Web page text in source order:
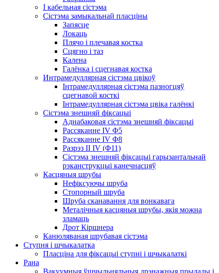
І кабельная сістэма
Сістэма замыкальнай пласціны
Запясце
Локаць
Плячо і плечавая костка
Сцягно і таз
Калена
Галёнка і сцегнавая костка
Интрамедуллярная сістэма цвікоў
Інтрамедуллярная сістэма пазногцяў
сцегнавой косткі
Інтрамедуллярная сістэма цвіка галёнкі
Сістэма знешняй фіксацыі
Аднабаковая сістэма знешняй фіксацыі
Рассяканне IV Φ5
Рассяканне IV Φ8
Разрэз II IV (Φ11)
Сістэма знешняй фіксацыі гарызантальнай
рэканструкцыі канечнасцяў
Касцяныя шрубы
Нефіксуючы шруба
Стопорный шруба
Шруба сканавання для вонкавага
Металічныя касцяныя шрубы, якія можна
зламаць
Дрот Кіршнера
Канюляваная шрубавая сістэма
Ступня і шчыкалатка
Пласціна для фіксацыі ступні і шчыкалаткі
Рана
Вакуумныя ўшчыльняльныя дрэнажныя прылады і